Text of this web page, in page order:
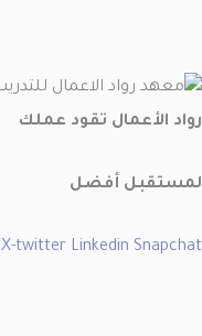
رواد الأعمال تقود عملك
لمستقبل أفضل
X-twitter Linkedin Snapchat